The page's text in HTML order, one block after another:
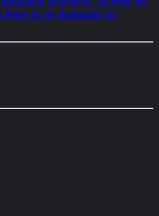
Beleg für die Kontinuität der